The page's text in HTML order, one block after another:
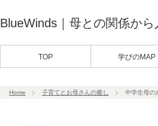
BlueWinds｜母との関係から
TOP 学びのMAP
Home 子育てとお母さんの癒し 中学生母の